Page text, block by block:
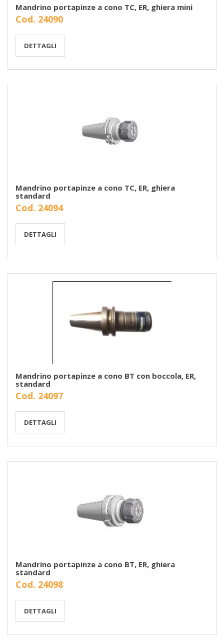
Mandrino portapinze a cono TC, ER, ghiera mini
Cod. 24090
DETTAGLI
Mandrino portapinze a cono TC, ER, ghiera
standard
Cod. 24094
DETTAGLI
Mandrino portapinze a cono BT con boccola, ER,
standard
Cod. 24097
DETTAGLI
Mandrino portapinze a cono BT, ER, ghiera
standard
Cod. 24098
DETTAGLI